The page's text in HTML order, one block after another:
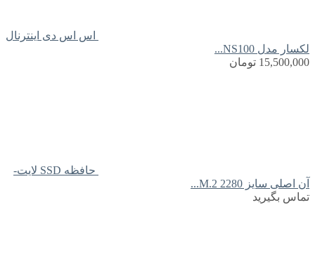
اس اس دی اینترنال
لکسار مدل NS100...
15,500,000 تومان
حافظه SSD لایت-
آن اصلی سایز M.2 2280...
تماس بگیرید